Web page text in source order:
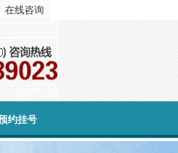
在线咨询
约挂号